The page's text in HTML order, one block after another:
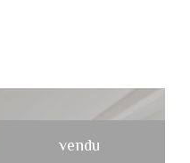
vendu